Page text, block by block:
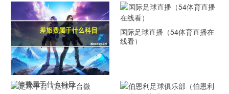
差旅费属于什么科目
国际足球直播（54体育直播在
线看）